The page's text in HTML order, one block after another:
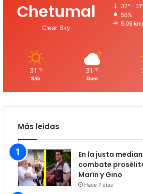
Chetumal
Clear Sky
32º - 31º
56%
5.05
31 ℃
Sáb
31 ℃
Dom
Más leidas
En la justa
combate
Marín y Gino
Hace 7 días